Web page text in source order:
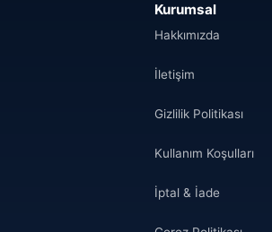
Kurumsal
Hakkımızda
İletişim
Gizlilik Politikası
Kullanım Koşulları
İptal & İade